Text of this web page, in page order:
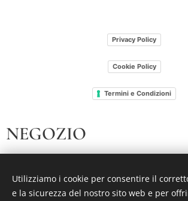
Privacy Policy
Cookie Policy
Termini e Condizioni
NEGOZIO
Chi siamo
Utilizziamo i cookie per consentire il
e la sicurezza del nostro sito web e per